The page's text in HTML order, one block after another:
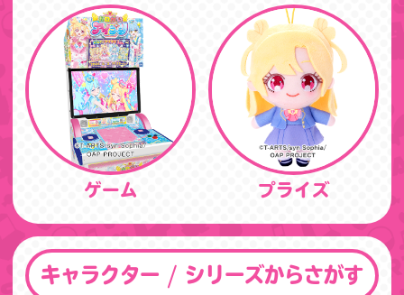
ゲーム プライズ
キャラクター / シリーズからさがす